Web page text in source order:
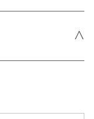
˄